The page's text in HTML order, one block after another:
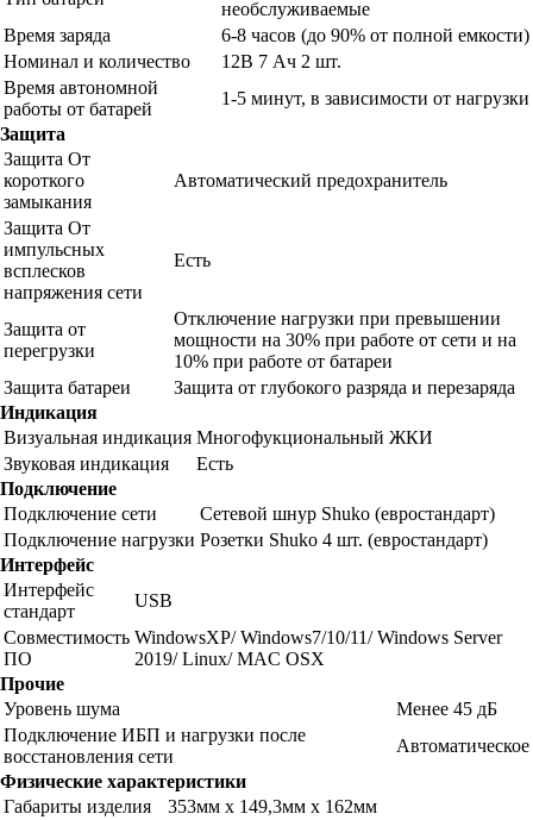
необслуживаемые
Время заряда
6-8 часов (до 90% от полной емкости)
Номинал и количество
12В 7 Ач 2 шт.
Время автономной
работы от батарей
1-5 минут, в зависимости от нагрузки
Защита
Защита От
короткого
замыкания
Автоматический предохранитель
Защита От
импульсных
всплесков
напряжения сети
Есть
Защита от
перегрузки
Отключение нагрузки при превышении
мощности на 30% при работе от сети и на
10% при работе от батареи
Защита батареи
Защита от глубокого разряда и перезаряда
Индикация
Визуальная индикация Многофукциональный ЖКИ
Звуковая индикация
Есть
Подключение
Подключение сети
Сетевой шнур Shuko (евростандарт)
Подключение нагрузки Розетки Shuko 4 шт. (евростандарт)
Интерфейс
Интерфейс
стандарт
USB
Совместимость
ПО
WindowsXP/ Windows7/10/11/ Windows Server
2019/ Linux/ MAC OSX
Прочие
Уровень шума
Менее 45 дБ
Подключение ИБП и нагрузки после
восстановления сети
Автоматическое
Физические характеристики
Габариты изделия
353мм х 149,3мм х 162мм